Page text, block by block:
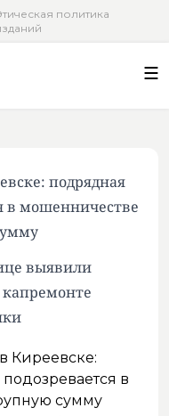
политика
подрядная
в мошенничестве
выявили